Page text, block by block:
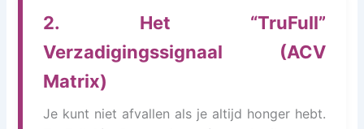
2. Het “TruFull”
Verzadigingssignaal (ACV
Matrix)
Je kunt niet afvallen als je altijd honger hebt.